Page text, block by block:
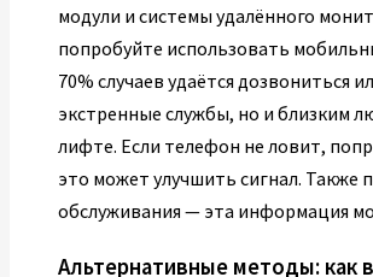
модули и системы удалённого
попробуйте использовать
70% случаев удаётся дозвониться
экстренные службы, но и близким
лифте. Если телефон не ловит,
это может улучшить сигнал. Также
обслуживания — эта информация
Альтернативные методы: как